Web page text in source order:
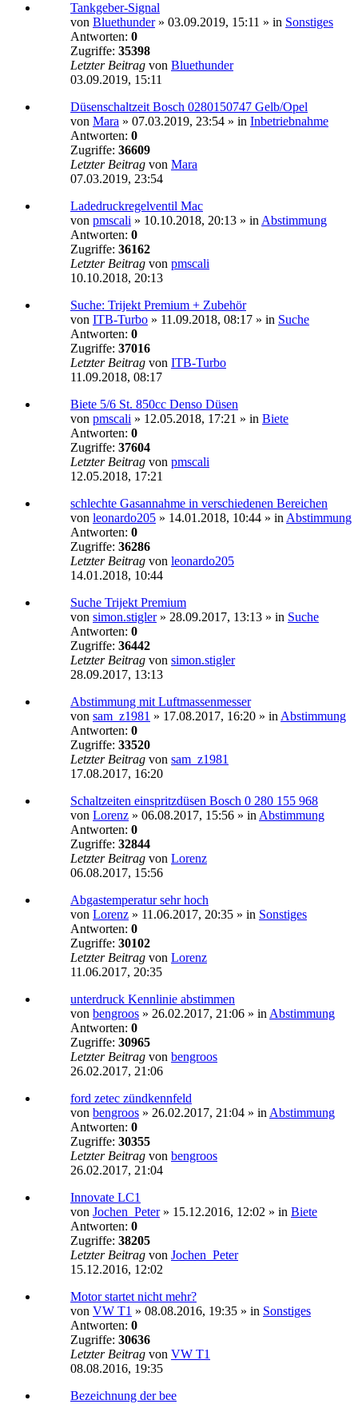
Tankgeber-Signal
von Bluethunder» 03.09.2019, 15:11 » in Sonstiges
Antworten: 0
Zugriffe: 35398
Letzter Beitrag von Bluethunder
03.09.2019, 15:11
Düsenschaltzeit Bosch 0280150747 Gelb/Opel
von Mara » 07.03.2019, 23:54 » in Inbetriebnahme
Antworten: 0
Zugriffe: 36609
Letzter Beitrag von Mara
07.03.2019, 23:54
Ladedruckregelventil Mac
von pmscali » 10.10.2018, 20:13 » in Abstimmung
Antworten: 0
Zugriffe: 36162
Letzter Beitrag von pmscali
10.10.2018, 20:13
Suche: Trijekt Premium + Zubehör
von ITB-Turbo » 11.09.2018, 08:17 » in Suche
Antworten: 0
Zugriffe: 37016
Letzter Beitrag von ITB-Turbo
11.09.2018, 08:17
Biete 5/6 St. 850cc Denso Düsen
von pmscali » 12.05.2018, 17:21 » in Biete
Antworten: 0
Zugriffe: 37604
Letzter Beitrag von pmscali
12.05.2018, 17:21
schlechte Gasannahme in verschiedenen Bereichen
von leonardo205 » 14.01.2018, 10:44 » in Abstimmung
Antworten: 0
Zugriffe: 36286
Letzter Beitrag von leonardo205
14.01.2018, 10:44
Suche Trijekt Premium
von simon.stigler» 28.09.2017, 13:13 » in Suche
Antworten: 0
Zugriffe: 36442
Letzter Beitrag von simon.stigler
28.09.2017, 13:13
Abstimmung mit Luftmassenmesser
von sam_z1981 » 17.08.2017, 16:20 » in Abstimmung
Antworten: 0
Zugriffe: 33520
Letzter Beitrag von sam_z1981
17.08.2017, 16:20
Schaltzeiten einspritzdüsen Bosch 0 280 155 968
von Lorenz » 06.08.2017, 15:56 » in Abstimmung
Antworten: 0
Zugriffe: 32844
Letzter Beitrag von Lorenz
06.08.2017, 15:56
Abgastemperatur sehr hoch
von Lorenz » 11.06.2017, 20:35 » in Sonstiges
Antworten: 0
Zugriffe: 30102
Letzter Beitrag von Lorenz
11.06.2017, 20:35
unterdruck Kennlinie abstimmen
von bengroos » 26.02.2017, 21:06 » in Abstimmung
Antworten: 0
Zugriffe: 30965
Letzter Beitrag von bengroos
26.02.2017, 21:06
ford zetec zündkennfeld
von bengroos » 26.02.2017, 21:04 » in Abstimmung
Antworten: 0
Zugriffe: 30355
Letzter Beitrag von bengroos
26.02.2017, 21:04
Innovate LC1
von Jochen_Peter» 15.12.2016, 12:02 » in Biete
Antworten: 0
Zugriffe: 38205
Letzter Beitrag von Jochen_Peter
15.12.2016, 12:02
Motor startet nicht mehr?
von VW T1 » 08.08.2016, 19:35 » in Sonstiges
Antworten: 0
Zugriffe: 30636
Letzter Beitrag von VW T1
08.08.2016, 19:35
Bezeichnung der bee